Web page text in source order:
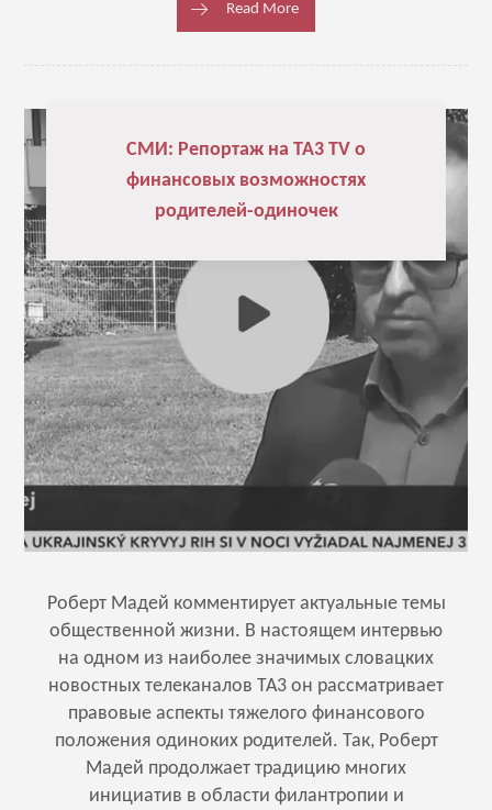
Read More
СМИ: Репортаж на TA3 TV о
финансовых возможностях
родителей-одиночек
Роберт Мадей комментирует актуальные темы
общественной жизни. В настоящем интервью
на одном из наиболее значимых словацких
новостных телеканалов ТА3 он рассматривает
правовые аспекты тяжелого финансового
положения одиноких родителей. Так, Роберт
Мадей продолжает традицию многих
инициатив в области филантропии и